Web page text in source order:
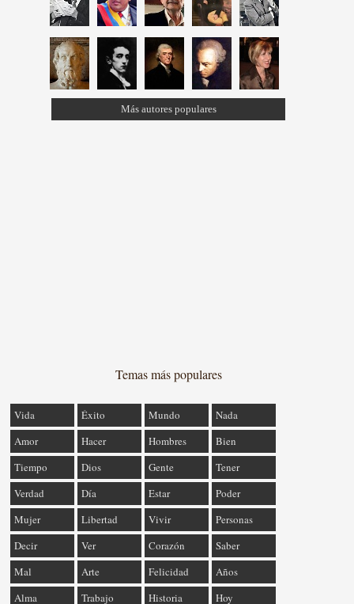
Más autores populares
Temas más populares
Vida Éxito Mundo
Nada
Amor
Hacer Hombres
Bien
Tiempo
Dios Gente
Tener
Verdad
Día Estar
Poder
Mujer
Libertad Vivir
Personas
Decir
Ver Corazón
Saber
Mal
Arte Felicidad
Años
Alma
Trabajo Historia Hoy